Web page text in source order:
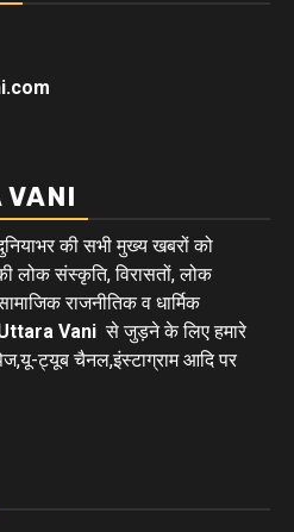
VANI
की सभी मुख्य खबरों को
लोक संस्कृति, विरासतों, लोक
राजनीतिक व धार्मिक
Vani से जुड़ने के लिए हमारे
ट्यूब चैनल,इंस्टाग्राम आदि पर